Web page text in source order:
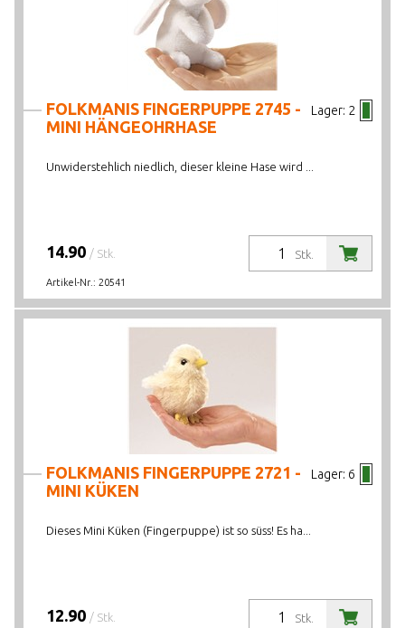
Lager: 2
FOLKMANIS FINGERPUPPE 2745 -
MINI HÄNGEOHRHASE
Unwiderstehlich niedlich, dieser kleine Hase wird ...
Stk.
14.90 / Stk.
Artikel-Nr.: 20541
Lager: 6
FOLKMANIS FINGERPUPPE 2721 -
MINI KÜKEN
Dieses Mini Küken (Fingerpuppe) ist so süss! Es ha...
Stk.
12.90 / Stk.